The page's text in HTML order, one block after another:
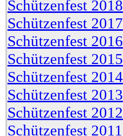
Schützenfest 2018
Schützenfest 2017
Schützenfest 2016
Schützenfest 2015
Schützenfest 2014
Schützenfest 2013
Schützenfest 2012
Schützenfest 2011